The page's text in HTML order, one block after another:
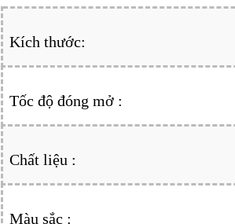
Kích thước:
Tốc độ đóng mở :
Chất liệu :
Màu sắc :